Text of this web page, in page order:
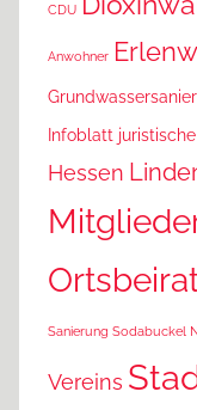
CDU
Anwohner
Infoblatt
Hessen
Sanierung Sodabuckel
Vereins